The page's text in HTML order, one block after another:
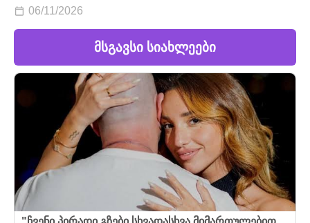
06/11/2026
მსგავსი სიახლეები